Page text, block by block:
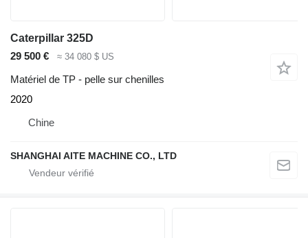
Caterpillar 325D
29 500 €
≈ 34 080 $ US
Matériel de TP - pelle sur chenilles
2020
Chine
SHANGHAI AITE MACHINE CO., LTD